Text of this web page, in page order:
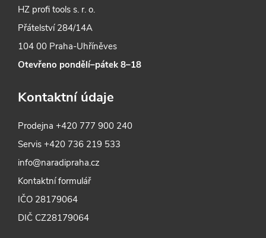
HZ profi tools s. r. o.
Přátelství 284/14A
104 00 Praha-Uhříněves
Otevřeno pondělí–pátek 8–18
Kontaktní údaje
Prodejna+420 777 900 240
Servis+420 736 219 533
info@naradipraha.cz
Kontaktní formulář
IČO 28179064
DIČ CZ28179064